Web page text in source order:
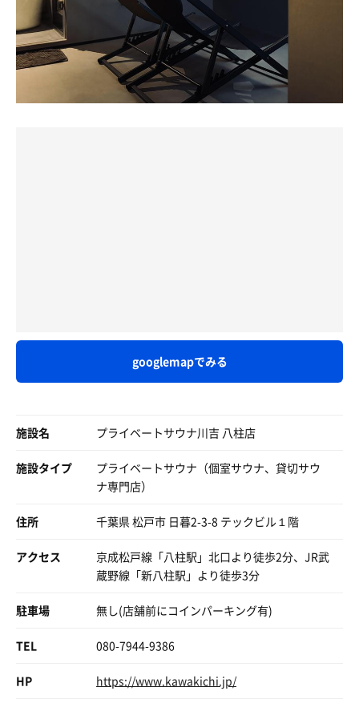
ポカリ
googlemapでみる
施設名 プライベートサウナ川吉 八柱店
施設タイプ
プライベートサウナ（個室サウナ、貸切サウ
ナ専門店）
住所 千葉県 松戸市 日暮2-3-8 テックビル１階
アクセス
京成松戸線「八柱駅」北口より徒歩2分、JR武
蔵野線「新八柱駅」より徒歩3分
駐車場 無し(店舗前にコインパーキング有)
TEL 080-7944-9386
HP https://www.kawakichi.jp/